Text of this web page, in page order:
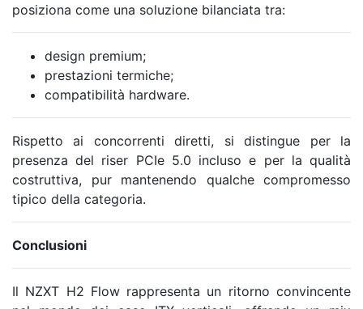
posiziona come una soluzione bilanciata tra:
design premium;
prestazioni termiche;
compatibilità hardware.
Rispetto ai concorrenti diretti, si distingue per la
presenza del riser PCIe 5.0 incluso e per la qualità
costruttiva, pur mantenendo qualche compromesso
tipico della categoria.
Conclusioni
Il NZXT H2 Flow rappresenta un ritorno convincente